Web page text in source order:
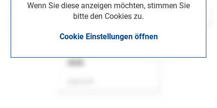
Wenn Sie diese anzeigen möchten, stimmen Sie
bitte den Cookies zu.
Cookie Einstellungen öffnen